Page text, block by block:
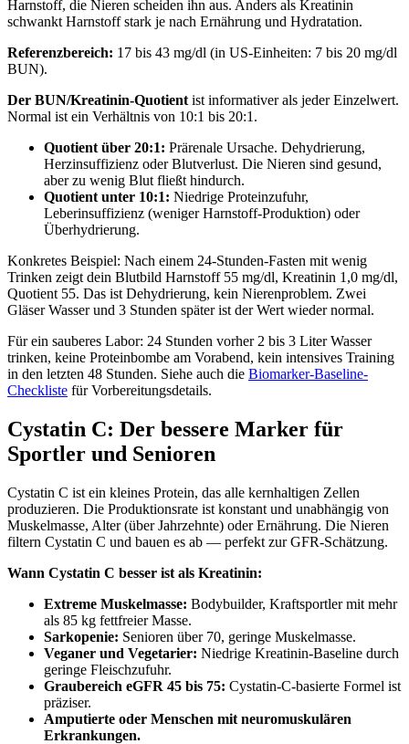
Harnstoff, die Nieren scheiden ihn aus. Anders als Kreatinin
schwankt Harnstoff stark je nach Ernährung und Hydratation.
Referenzbereich: 17 bis 43 mg/dl (in US-Einheiten: 7 bis 20 mg/dl
BUN).
Der BUN/Kreatinin-Quotient ist informativer als jeder Einzelwert.
Normal ist ein Verhältnis von 10:1 bis 20:1.
Quotient über 20:1: Prärenale Ursache. Dehydrierung,
Herzinsuffizienz oder Blutverlust. Die Nieren sind gesund,
aber zu wenig Blut fließt hindurch.
Quotient unter 10:1: Niedrige Proteinzufuhr,
Leberinsuffizienz (weniger Harnstoff-Produktion) oder
Überhydrierung.
Konkretes Beispiel: Nach einem 24-Stunden-Fasten mit wenig
Trinken zeigt dein Blutbild Harnstoff 55 mg/dl, Kreatinin 1,0 mg/dl,
Quotient 55. Das ist Dehydrierung, kein Nierenproblem. Zwei
Gläser Wasser und 3 Stunden später ist der Wert wieder normal.
Für ein sauberes Labor: 24 Stunden vorher 2 bis 3 Liter Wasser
trinken, keine Proteinbombe am Vorabend, kein intensives Training
in den letzten 48 Stunden. Siehe auch die Biomarker-Baseline-
Checkliste für Vorbereitungsdetails.
Cystatin C: Der bessere Marker für
Sportler und Senioren
Cystatin C ist ein kleines Protein, das alle kernhaltigen Zellen
produzieren. Die Produktionsrate ist konstant und unabhängig von
Muskelmasse, Alter (über Jahrzehnte) oder Ernährung. Die Nieren
filtern Cystatin C und bauen es ab — perfekt zur GFR-Schätzung.
Wann Cystatin C besser ist als Kreatinin:
Extreme Muskelmasse: Bodybuilder, Kraftsportler mit mehr
als 85 kg fettfreier Masse.
Sarkopenie: Senioren über 70, geringe Muskelmasse.
Veganer und Vegetarier: Niedrige Kreatinin-Baseline durch
geringe Fleischzufuhr.
Graubereich eGFR 45 bis 75: Cystatin-C-basierte Formel ist
präziser.
Amputierte oder Menschen mit neuromuskulären
Erkrankungen.